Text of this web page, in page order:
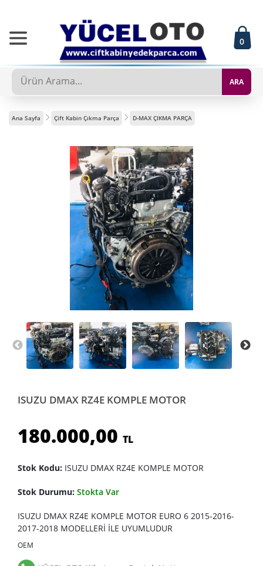
0
ARA
Ana Sayfa Çift Kabin Çıkma Parça D-MAX ÇIKMA PARÇA
ISUZU DMAX RZ4E KOMPLE MOTOR
180.000,00 TL
Stok Kodu: ISUZU DMAX RZ4E KOMPLE MOTOR
Stok Durumu: Stokta Var
ISUZU DMAX RZ4E KOMPLE MOTOR EURO 6 2015-2016-
2017-2018 MODELLERİ İLE UYUMLUDUR
OEM